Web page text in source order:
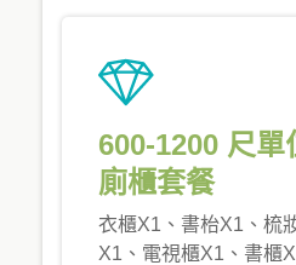
600-1200 尺單
廁櫃套餐
衣櫃X1、書枱X1、梳
X1、電視櫃X1、書櫃